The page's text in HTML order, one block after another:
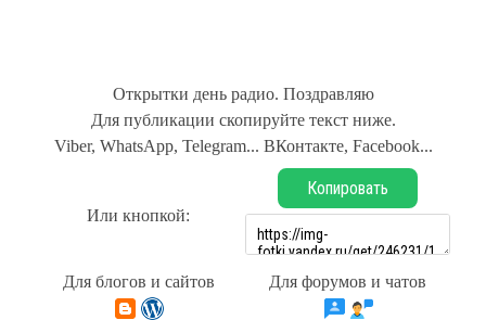
Открытки день радио. Поздравляю
Для публикации скопируйте текст ниже.
Viber, WhatsApp, Telegram... ВКонтакте, Facebook...
Или кнопкой:
Копировать
Для блогов и сайтов Для форумов и чатов